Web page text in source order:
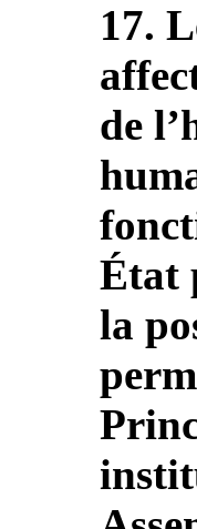
17.
de
État
la